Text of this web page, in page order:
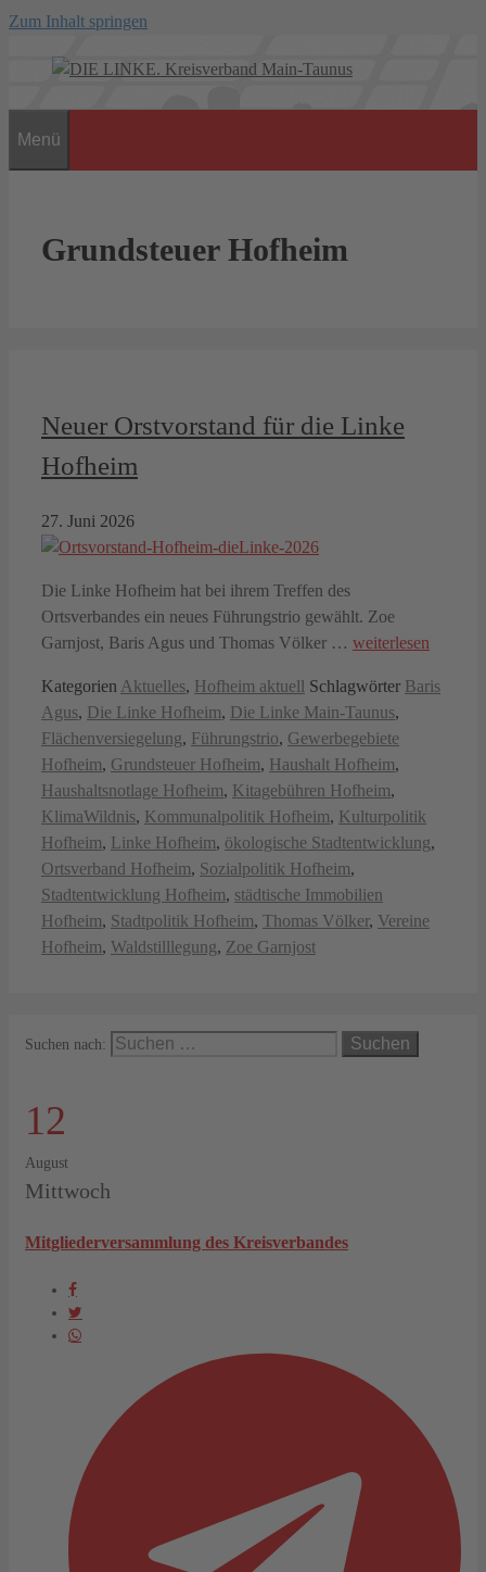
Zum Inhalt springen
Menü
Grundsteuer Hofheim
Neuer Orstvorstand für die Linke
Hofheim
27. Juni 2026
Die Linke Hofheim hat bei ihrem Treffen des
Ortsverbandes ein neues Führungstrio gewählt. Zoe
Garnjost, Baris Agus und Thomas Völker … weiterlesen
Kategorien Aktuelles, Hofheim aktuell Schlagwörter Baris
Agus, Die Linke Hofheim, Die Linke Main-Taunus,
Flächenversiegelung, Führungstrio, Gewerbegebiete
Hofheim, Grundsteuer Hofheim, Haushalt Hofheim,
Haushaltsnotlage Hofheim, Kitagebühren Hofheim,
KlimaWildnis, Kommunalpolitik Hofheim, Kulturpolitik
Hofheim, Linke Hofheim, ökologische Stadtentwicklung,
Ortsverband Hofheim, Sozialpolitik Hofheim,
Stadtentwicklung Hofheim, städtische Immobilien
Hofheim, Stadtpolitik Hofheim, Thomas Völker, Vereine
Hofheim, Waldstilllegung, Zoe Garnjost
Suchen nach:
12
August
Mittwoch
Mitgliederversammlung des Kreisverbandes